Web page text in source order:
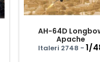
AH-64D
Apache
Italeri 2748 - 1/